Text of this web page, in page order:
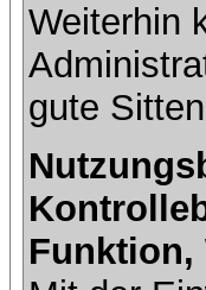
Weiterhin
gute
Funktion,